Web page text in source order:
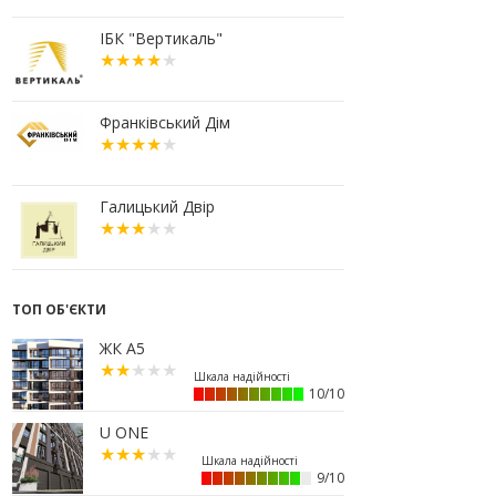
охочих купити офісний комплекс
збанкрутілої компанії з групи
«Приват»
липня: як дізнатися суму і
правильно сплатити кошти
18:52
Іпотека під 3% та нові ліміти
площі: як оновлені правила
«єОселі» працюють на
Прикарпатті
14:00
Як поєднувати кольори в
інтер’єрі: тренди 2026 року
12:38
Компанія співвласниці
"Буковелю" викупить землю в
центрі Івано-Франківська
10:22
Прокуратура вимагає повернути
34 гектари землі громаді Івано-
Франківська
ІБК "Вертикаль"
Франківський Дім
Галицький Двір
ТОП ОБ'ЄКТИ
ЖК А5
10/10
U ONE
9/10